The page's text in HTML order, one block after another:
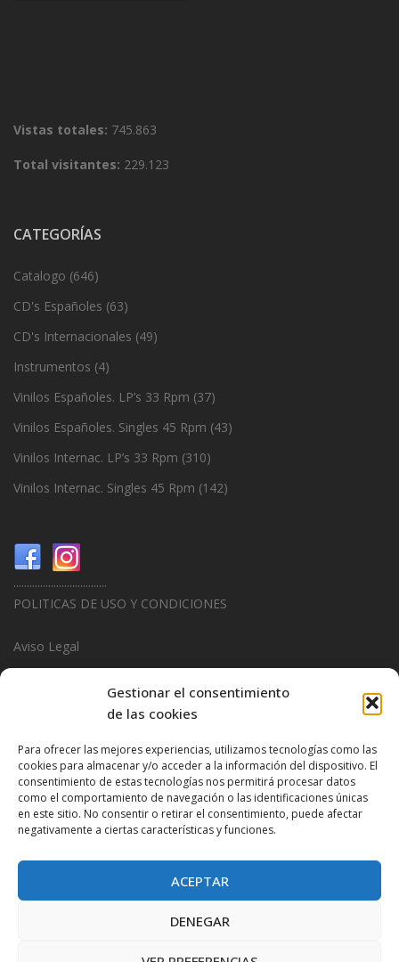
Gestionar el consentimiento
de las cookies
Para ofrecer las mejores experiencias, utilizamos tecnologías como las
cookies para almacenar y/o acceder a la información del dispositivo. El
consentimiento de estas tecnologías nos permitirá procesar datos
como el comportamiento de navegación o las identificaciones únicas
en este sitio. No consentir o retirar el consentimiento, puede afectar
negativamente a ciertas características y funciones.
ACEPTAR
DENEGAR
Vistas totales: 745.863
Total visitantes: 229.123
CATEGORÍAS
Catalogo (646)
CD's Españoles (63)
CD's Internacionales (49)
Instrumentos (4)
Vinilos Españoles. LP’s 33 Rpm (37)
Vinilos Españoles. Singles 45 Rpm (43)
Vinilos Internac. LP’s 33 Rpm (310)
Vinilos Internac. Singles 45 Rpm (142)
...................................
POLITICAS DE USO Y CONDICIONES
Aviso Legal
Politica de Privacidad
...................................
Design & Promotions ByHitred.com